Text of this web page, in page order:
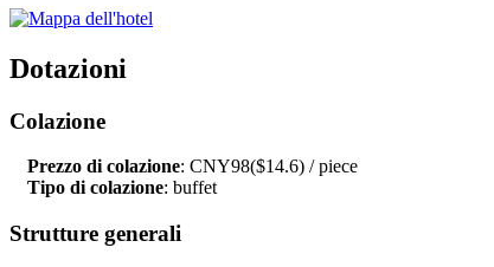
Dotazioni
Colazione
Prezzo di colazione: CNY98($14.6) / piece
Tipo di colazione: buffet
Strutture generali